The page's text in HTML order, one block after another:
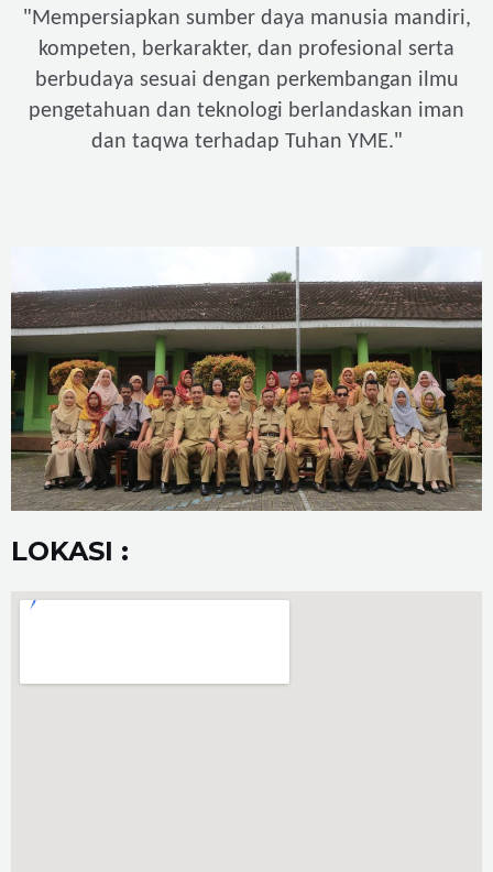
"Mempersiapkan sumber daya manusia mandiri,
kompeten, berkarakter, dan profesional serta
berbudaya sesuai dengan perkembangan ilmu
pengetahuan dan teknologi berlandaskan iman
dan taqwa terhadap Tuhan YME."
LOKASI :